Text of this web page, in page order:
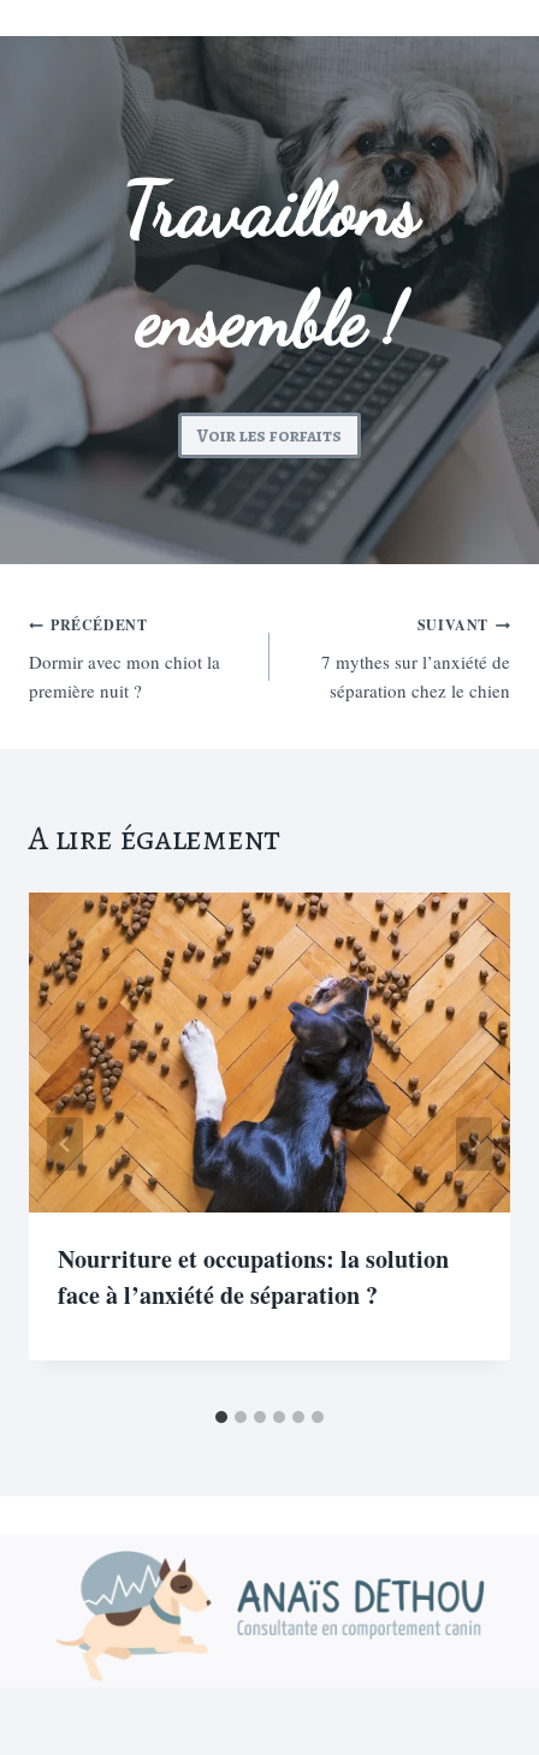
Travaillons
ensemble !
Voir les forfaits
Navigation
de
PRÉCÉDENT
Dormir avec mon chiot la
première nuit ?
SUIVANT
7 mythes sur l’anxiété de
séparation chez le chien
A lire également
Nourriture et occupations: la solution
face à l’anxiété de séparation ?